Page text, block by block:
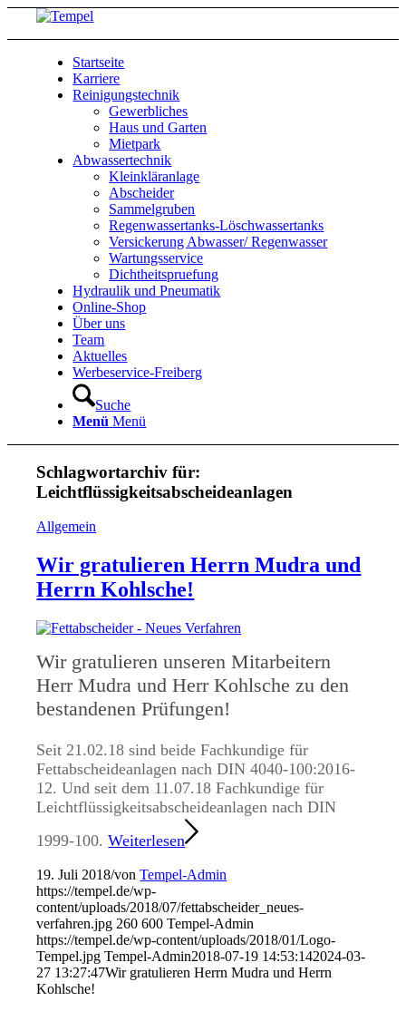
Startseite
Karriere
Reinigungstechnik
Gewerbliches
Haus und Garten
Mietpark
Abwassertechnik
Kleinkläranlage
Abscheider
Sammelgruben
Regenwassertanks-Löschwassertanks
Versickerung Abwasser/ Regenwasser
Wartungsservice
Dichtheitspruefung
Hydraulik und Pneumatik
Online-Shop
Über uns
Team
Aktuelles
Werbeservice-Freiberg
Suche
Menü Menü
Schlagwortarchiv für:
Leichtflüssigkeitsabscheideanlagen
Allgemein
Wir gratulieren Herrn Mudra und
Herrn Kohlsche!
Wir gratulieren unseren Mitarbeitern
Herr Mudra und Herr Kohlsche zu den
bestandenen Prüfungen!
Seit 21.02.18 sind beide Fachkundige für
Fettabscheideanlagen nach DIN 4040-100:2016-
12. Und seit dem 11.07.18 Fachkundige für
Leichtflüssigkeitsabscheideanlagen nach DIN
1999-100.Weiterlesen
19. Juli 2018/vonTempel-Admin
https://tempel.de/wp-
content/uploads/2018/07/fettabscheider_neues-
verfahren.jpg 260 600 Tempel-Admin
https://tempel.de/wp-content/uploads/2018/01/Logo-
Tempel.jpg Tempel-Admin2018-07-19 14:53:142024-03-
27 13:27:47Wir gratulieren Herrn Mudra und Herrn
Kohlsche!